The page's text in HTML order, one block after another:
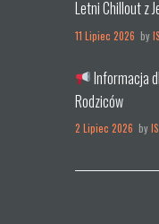
Letni Chillout z
11 Lipiec 2026 byIS
Informacja
Rodziców
2 Lipiec 2026 byIS